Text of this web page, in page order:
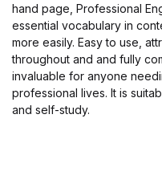
hand page, Professional
essential vocabulary in
more easily. Easy to use,
throughout and and fully
invaluable for anyone
professional lives. It is
and self-study.